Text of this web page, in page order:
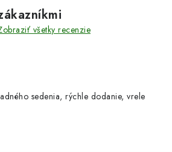
všetky recenzie
sedenia, rýchle dodanie, vrele